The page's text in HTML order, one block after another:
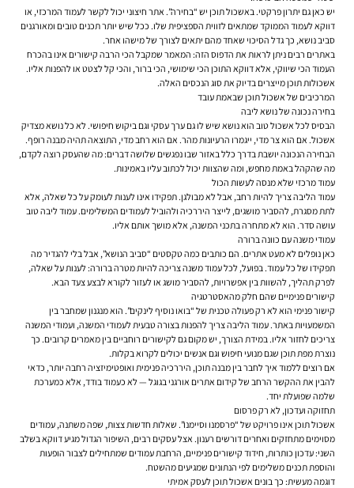
יש כאן גם יתרון פרקטי. באשכול תוכן יש “בחירה”. אתר חיצוני יכול לקשר לעמוד המרכזי, או
דווקא לעמוד הממוקד שמתאים לזווית הספציפית שלו. ככל שיש יותר תכנים טובים ומאורגנים
סביב נושא, כך גדל הסיכוי שאחד מהם יתאים לצורך של מישהו אחר.
באתרים רבים ניתן לראות את הדפוס הזה: המאמר שמקבל הכי הרבה קישורים אינו בהכרח
העמוד הכי שיווקי, אלא דווקא התוכן הכי שימושי, הכי ברור, והכי קל לצטט או להפנות אליו.
אשכולות תוכן מייצרים בדיוק את סוג הנכסים האלה.
המרכיבים של אשכול תוכן שבאמת עובד
בחירה נכונה של נושא ליבה
הבסיס לכל אשכול טוב הוא נושא שיש לו גם ערך עסקי וגם ביקוש חיפושי. לא כל נושא מצדיק
אשכול. אם הוא צר מדי, ייגמרו הרעיונות מהר. אם הוא רחב מדי, התוצאה תהיה מבנה רופף.
הבחירה הנכונה יושבת בדרך כלל באזור שבו נפגשים שלושה דברים: מה שהעסק רוצה לקדם,
מה שהקהל באמת מחפש, ומה שהצוות יכול לכתוב עליו באמינות.
עמוד מרכזי שלא מנסה לעשות הכול
עמוד הליבה צריך להיות רחב, אבל לא מבולגן. תפקידו אינו לענות לעומק על כל שאלה, אלא
לתת מסגרת, להסביר מושגים, לייצר היררכיה ולהוביל לעמודים המשלימים. עמוד ליבה טוב
עושה סדר. הוא לא מתחרה בתכני המשנה, אלא מושך אותם אליו.
עמודי משנה עם כוונה ברורה
כאן נופלים לא מעט אתרים. הם כותבים כמה טקסטים “סביב הנושא”, אבל בלי להגדיר מה
תפקידו של כל עמוד. בפועל, לכל עמוד משנה צריכה להיות מטרה ברורה: לענות על שאלה,
לפרק תהליך, להשוות בין אפשרויות, להסביר מושג או לעזור לקורא לבצע צעד הבא.
קישורים פנימיים שהם חלק מהאסטרטגיה
קישור פנימי הוא לא רק פעולה טכנית של “בואו נוסיף לינקים”. הוא מנגנון שמחבר בין
המשמעויות באתר. עמוד הליבה צריך להפנות בצורה טבעית לעמודי המשנה, ועמודי המשנה
צריכים לחזור אליו. במידת הצורך, יש מקום גם לקישורים רוחביים בין מאמרים קרובים. כך
נוצרת מפת תוכן שגם מנועי חיפוש וגם אנשים יכולים לקרוא בקלות.
אם רוצים ללמוד איך לחבר בין מבנה תוכן, היררכיה פנימית ואופטימיזציה רחבה יותר, כדאי
להבין את ההקשר הרחב של קידום אתרים אורגני בגוגל — לא כעמוד בודד, אלא כמערכת
שלמה שפועלת יחד.
תחזוקה ועדכון, לא רק פרסום
אשכול תוכן אינו פרויקט של “פרסמנו וסיימנו”. שאלות חדשות צצות, שפה משתנה, עמודים
מסוימים מתחזקים ואחרים דורשים רענון. אצל עסקים רבים, השיפור הגדול מגיע דווקא בשלב
השני: עדכון כותרות, חידוד קישורים פנימיים, הרחבת עמודים שמתחילים לצבור הופעות
והוספת תכנים משלימים לפי הנתונים שמגיעים מהשטח.
דוגמה מעשית: כך בונים אשכול תוכן לעסק אמיתי